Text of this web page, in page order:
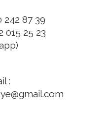
242 87 39
015 25 23
: